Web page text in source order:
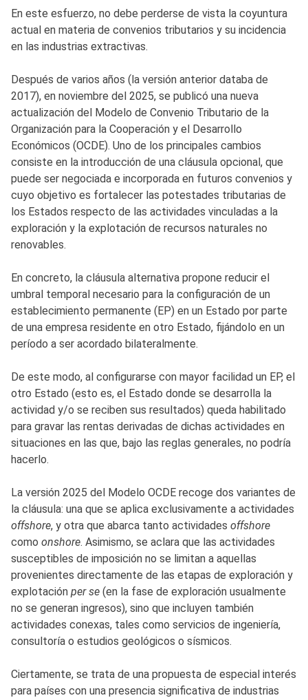
En este esfuerzo, no debe perderse de vista la coyuntura
actual en materia de convenios tributarios y su incidencia
en las industrias extractivas.
Después de varios años (la versión anterior databa de
2017), en noviembre del 2025, se publicó una nueva
actualización del Modelo de Convenio Tributario de la
Organización para la Cooperación y el Desarrollo
Económicos (OCDE). Uno de los principales cambios
consiste en la introducción de una cláusula opcional, que
puede ser negociada e incorporada en futuros convenios y
cuyo objetivo es fortalecer las potestades tributarias de
los Estados respecto de las actividades vinculadas a la
exploración y la explotación de recursos naturales no
renovables.
En concreto, la cláusula alternativa propone reducir el
umbral temporal necesario para la configuración de un
establecimiento permanente (EP) en un Estado por parte
de una empresa residente en otro Estado, fijándolo en un
período a ser acordado bilateralmente.
De este modo, al configurarse con mayor facilidad un EP, el
otro Estado (esto es, el Estado donde se desarrolla la
actividad y/o se reciben sus resultados) queda habilitado
para gravar las rentas derivadas de dichas actividades en
situaciones en las que, bajo las reglas generales, no podría
hacerlo.
La versión 2025 del Modelo OCDE recoge dos variantes de
la cláusula: una que se aplica exclusivamente a actividades
offshore, y otra que abarca tanto actividades offshore
como onshore. Asimismo, se aclara que las actividades
susceptibles de imposición no se limitan a aquellas
provenientes directamente de las etapas de exploración y
explotación per se (en la fase de exploración usualmente
no se generan ingresos), sino que incluyen también
actividades conexas, tales como servicios de ingeniería,
consultoría o estudios geológicos o sísmicos.
Ciertamente, se trata de una propuesta de especial interés
para países con una presencia significativa de industrias